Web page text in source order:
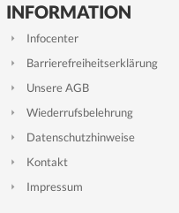
INFORMATION
Infocenter
Barrierefreiheitserklärung
Unsere AGB
Wiederrufsbelehrung
Datenschutzhinweise
Kontakt
Impressum